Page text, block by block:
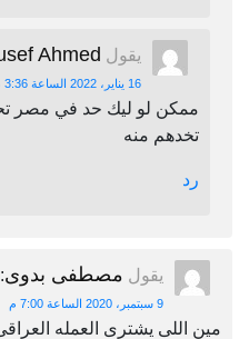
يقول Ahmed
16 يناير، 2022 الساعة 3:36 م
ممكن لو ليك حد في مصر
تخدهم منه
رد
يقول مصطفى بدوى:
9 سبتمبر، 2020 الساعة 7:00 م
مين اللى يشترى العمله